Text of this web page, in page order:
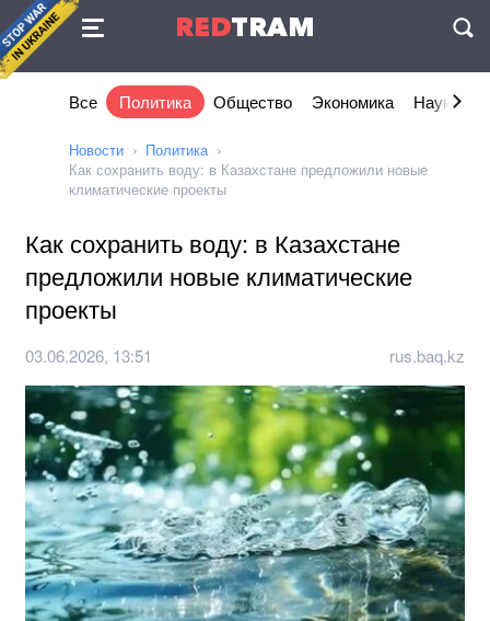
REDTRAM
Соглашение
Все Политика Общество Экономика Наука и IT
Новости
Политика
Как сохранить воду: в Казахстане предложили новые
климатические проекты
Как сохранить воду: в Казахстане
предложили новые климатические
проекты
03.06.2026, 13:51 rus.baq.kz